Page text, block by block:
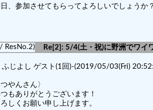
、参加させてもらってよろしいでしょうか
/ ResNo.2) Re[2]: 5/4(土・祝)に野洲でワイ
じよし ゲスト(1回)-(2019/05/03(Fri)
やんさん〉
もありがとうございます！
しくお願い申し上げます。